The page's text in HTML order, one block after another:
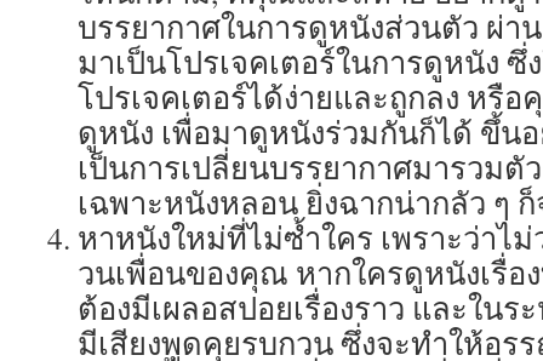
บรรยากาศในการดูหนังส่วนตัว ผ่
มาเป็นโปรเจคเตอร์ในการดูหนัง
โปรเจคเตอร์ได้ง่ายและถูกลง หรื
ดูหนัง เพื่อมาดูหนังร่วมกันก็ได้ ขึ้
เป็นการเปลี่ยนบรรยากาศมารวมตั
เฉพาะหนังหลอน ยิ่งฉากน่ากลัว ๆ ก็
หาหนังใหม่ที่ไม่ซ้ำใคร เพราะว่าไ
วนเพื่อนของคุณ หากใครดูหนังเรื่อ
ต้องมีเผลอสปอยเรื่องราว และในร
มีเสียงพูดคุยรบกวน ซึ่งจะทำให้อร